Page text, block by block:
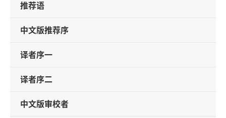
推荐语
中文版推荐序
译者序一
译者序二
中文版审校者